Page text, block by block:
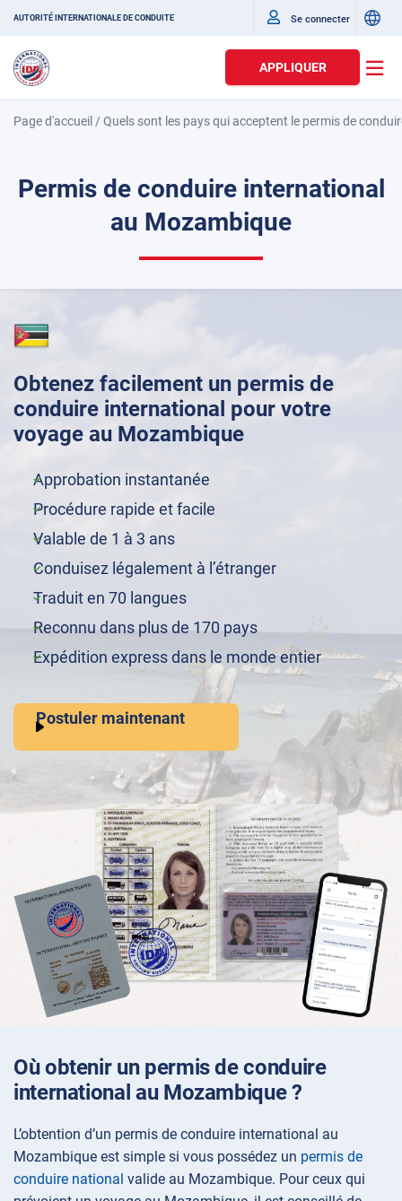
AUTORITÉ INTERNATIONALE DE CONDUITE Se connecter
APPLIQUER
Page d'accueil /Quels sont les pays qui acceptent le permis de
Permis de conduire international
au Mozambique
Obtenez facilement un permis de
conduire international pour votre
voyage au Mozambique
Approbation instantanée
Procédure rapide et facile
Valable de 1 à 3 ans
Conduisez légalement à l’étranger
Traduit en 70 langues
Reconnu dans plus de 170 pays
Expédition express dans le monde entier
Postuler maintenant
Où obtenir un permis de conduire
international au Mozambique ?
L’obtention d’un permis de conduire international au
Mozambique est simple si vous possédez un permis de
conduire national valide au Mozambique. Pour ceux qui